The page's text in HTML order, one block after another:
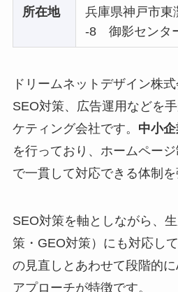
所在地
兵庫県神戸市東
-8 御影センタ
ドリームネットデザイン株
SEO対策、広告運用などを
ケティング会社です。 中小
を行っており、ホームペー
で一貫して対応できる体制を
SEO対策を軸としながら、
策・GEO対策）にも対応し
の見直しとあわせて段階的
アプローチが特徴です。